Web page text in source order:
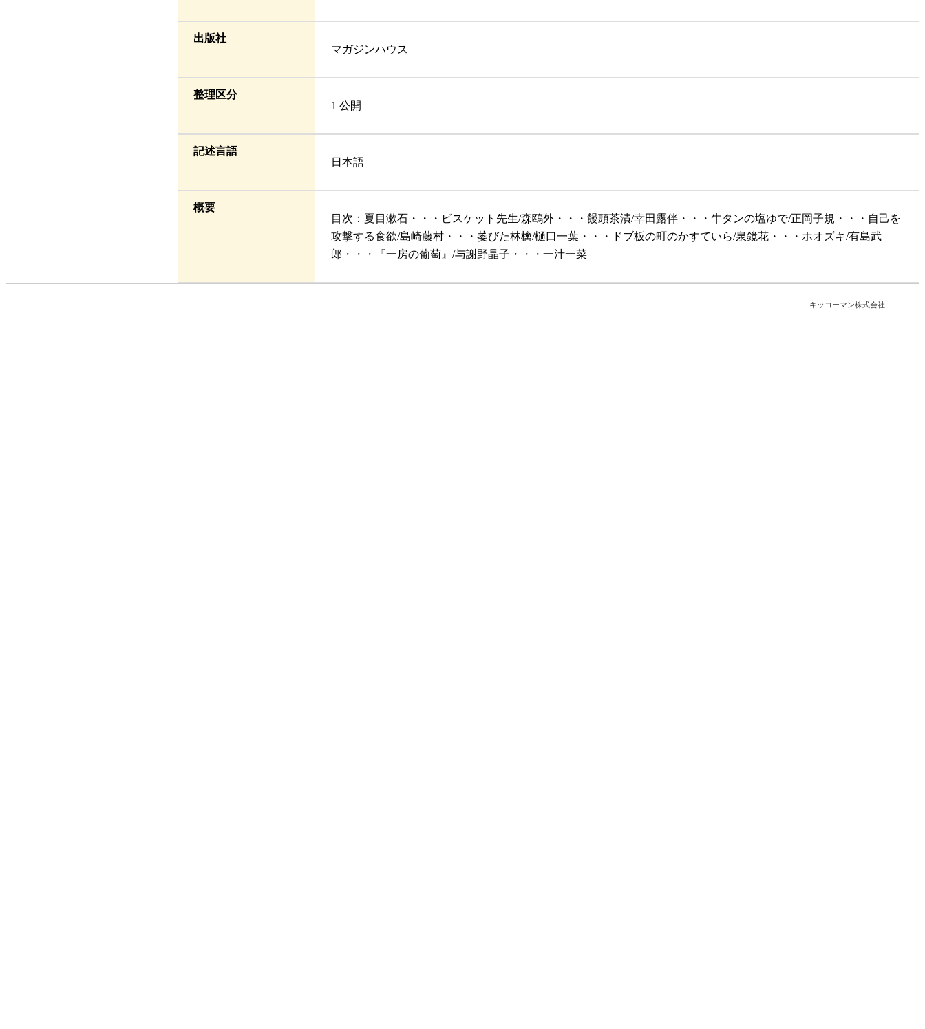
出版社
マガジンハウス
整理区分
1 公開
記述言語
日本語
概要
目次：夏目漱石・・・ビスケット先生/森鴎外・・・饅頭茶漬/幸田露伴・・・牛タンの塩ゆで/正岡子規・・・自己を
攻撃する食欲/島崎藤村・・・萎びた林檎/樋口一葉・・・ドブ板の町のかすていら/泉鏡花・・・ホオズキ/有島武
郎・・・『一房の葡萄』/与謝野晶子・・・一汁一菜
キッコーマン株式会社